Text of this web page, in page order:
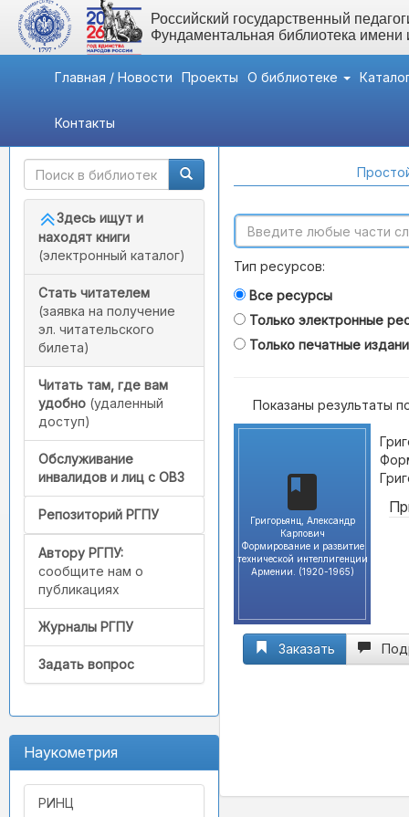
Российский государственный
Фундаментальная библиотека
Главная / Новости Проекты О библиотеке
Контакты
Быстрый доступ
Здесь ищут и
находят книги
(электронный каталог)
Стать читателем
(заявка на получение
эл. читательского
билета)
Читать там, где вам
удобно (удаленный
доступ)
Обслуживание
инвалидов и лиц с ОВЗ
Репозиторий РГПУ
Автору РГПУ:
сообщите нам о
публикациях
Журналы РГПУ
Задать вопрос
Наукометрия
РИНЦ
Тип ресурсов:
Все ресурсы
Только электронные
Только печатные
Показаны результаты
Григорьянц, Александр
Карпович
Формирование и развитие
технической интеллигенции
Армении. (1920-1965)
Заказать